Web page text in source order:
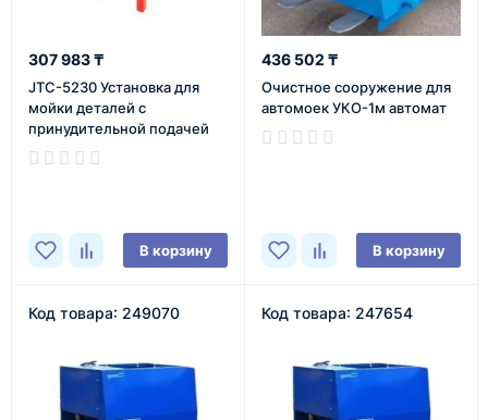
307 983 ₸
JTC-5230 Установка для
мойки деталей с
принудительной подачей
воды и воздуха, емкость
камеры 45л.
В корзину
436 502 ₸
Очистное сооружение для
автомоек УКО-1м автомат
В корзину
Код товара: 249070 Код товара: 247654